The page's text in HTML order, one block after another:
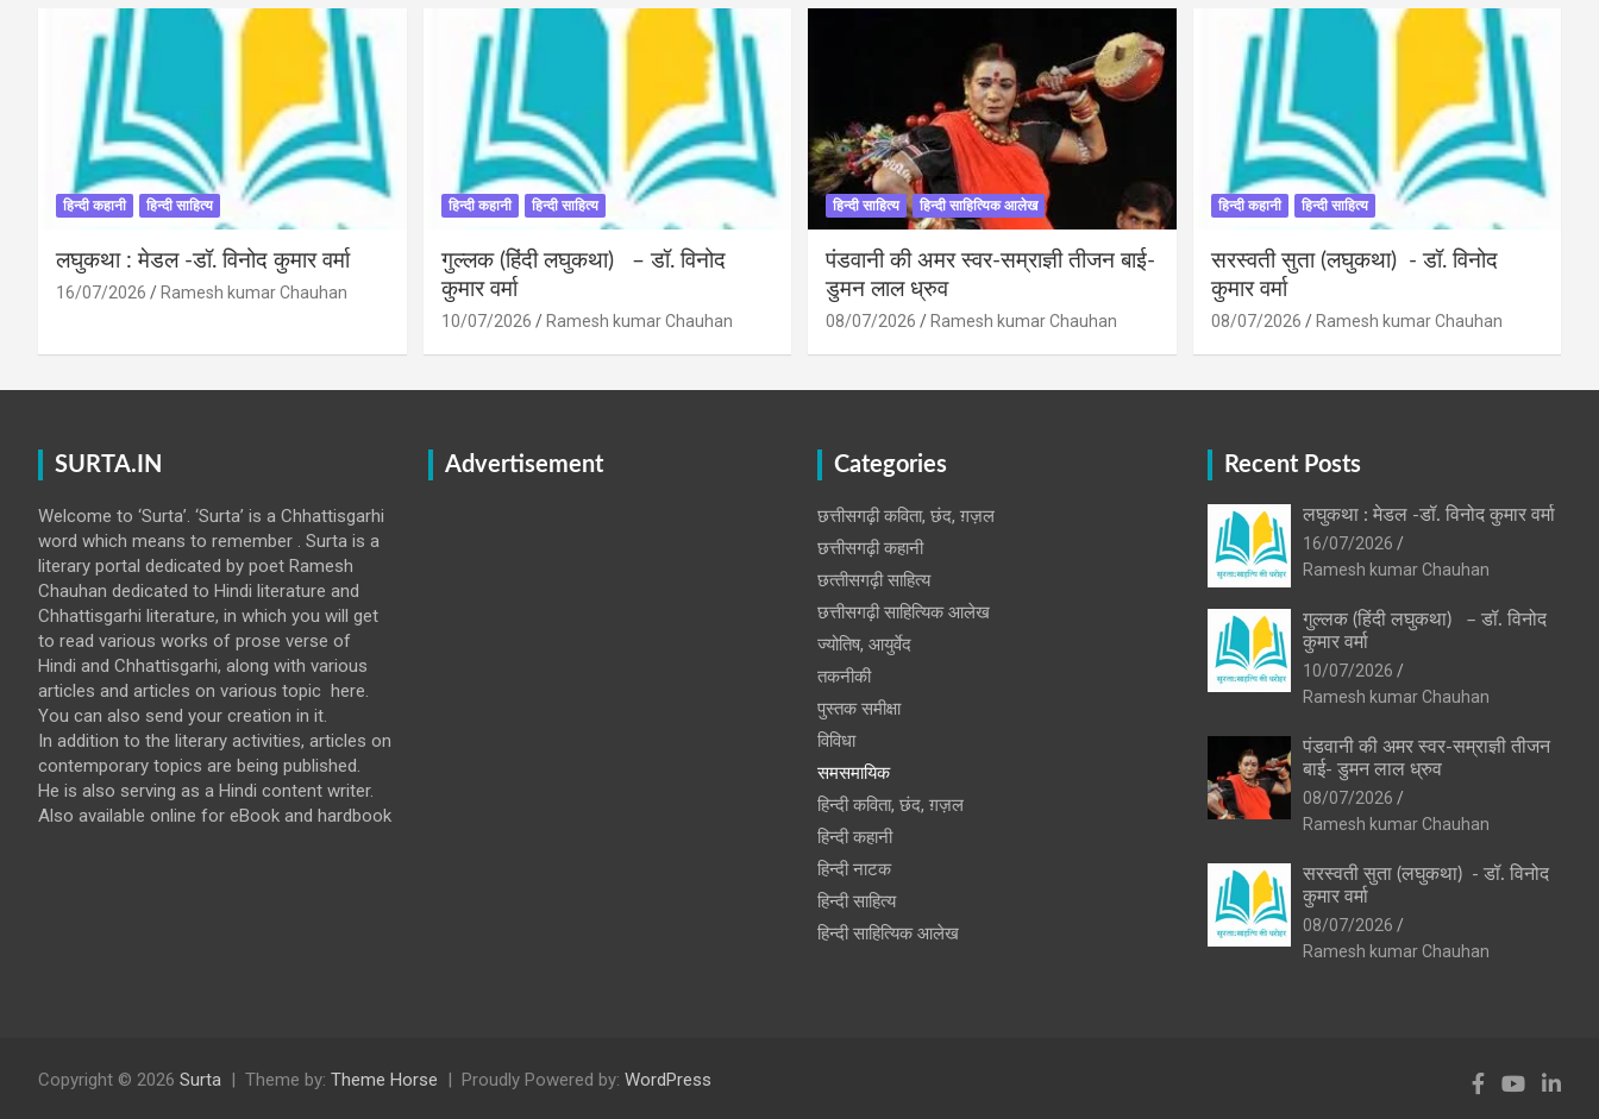
हिन्दी कहानी हिन्दी साहित्य
लघुकथा : मेडल -डॉ. विनोद कुमार वर्मा
16/07/2026 Ramesh kumar Chauhan
हिन्दी कहानी हिन्दी साहित्य
गुल्लक (हिंदी लघुकथा) – डॉ. विनोद
कुमार वर्मा
10/07/2026 Ramesh kumar Chauhan
हिन्दी साहित्य हिन्दी साहित्यिक आलेख
पंडवानी की अमर स्वर-सम्राज्ञी तीजन बाई-
डुमन लाल ध्रुव
08/07/2026 Ramesh kumar Chauhan
हिन्दी कहानी हिन्दी साहित्य
सरस्वती सुता (लघुकथा) ​- डॉ. विनोद
कुमार वर्मा
08/07/2026 Ramesh kumar Chauhan
SURTA.IN
Welcome to ‘Surta’. ‘Surta’ is a Chhattisgarhi
word which means to remember . Surta is a
literary portal dedicated by poet Ramesh
Chauhan dedicated to Hindi literature and
Chhattisgarhi literature, in which you will get
to read various works of prose verse of
Hindi and Chhattisgarhi, along with various
articles and articles on various topic here.
You can also send your creation in it.
In addition to the literary activities, articles on
contemporary topics are being published.
He is also serving as a Hindi content writer.
Also available online for eBook and hardbook
Advertisement Categories
छत्तीसगढ़ी कविता, छंद, ग़ज़ल
छत्तीसगढ़ी कहानी
छत्‍तीसगढ़ी साहित्‍य
छत्तीसगढ़ी साहित्यिक आलेख
ज्योतिष, आयुर्वेद
तकनीकी
पुस्‍तक समीक्षा
विविधा
समसमायिक
हिन्दी कविता, छंद, ग़ज़ल
हिन्दी कहानी
हिन्‍दी नाटक
हिन्दी साहित्य
हिन्दी साहित्यिक आलेख
Recent Posts
लघुकथा : मेडल -डॉ. विनोद कुमार वर्मा
16/07/2026
Ramesh kumar Chauhan
गुल्लक (हिंदी लघुकथा) – डॉ. विनोद
कुमार वर्मा
10/07/2026
Ramesh kumar Chauhan
पंडवानी की अमर स्वर-सम्राज्ञी तीजन
बाई- डुमन लाल ध्रुव
08/07/2026
Ramesh kumar Chauhan
सरस्वती सुता (लघुकथा) ​- डॉ. विनोद
कुमार वर्मा
08/07/2026
Ramesh kumar Chauhan
Copyright © 2026 Surta Theme by: Theme Horse Proudly Powered by: WordPress